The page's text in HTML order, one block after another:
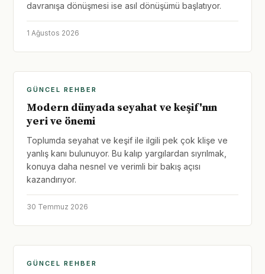
davranışa dönüşmesi ise asıl dönüşümü başlatıyor.
1 Ağustos 2026
GÜNCEL REHBER
Modern dünyada seyahat ve keşif'nın
yeri ve önemi
Toplumda seyahat ve keşif ile ilgili pek çok klişe ve
yanlış kanı bulunuyor. Bu kalıp yargılardan sıyrılmak,
konuya daha nesnel ve verimli bir bakış açısı
kazandırıyor.
30 Temmuz 2026
GÜNCEL REHBER